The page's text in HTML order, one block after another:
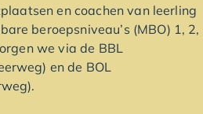
en coachen van leerling
beroepsniveau’s (MBO) 1, 2,
we via de BBL
en de BOL